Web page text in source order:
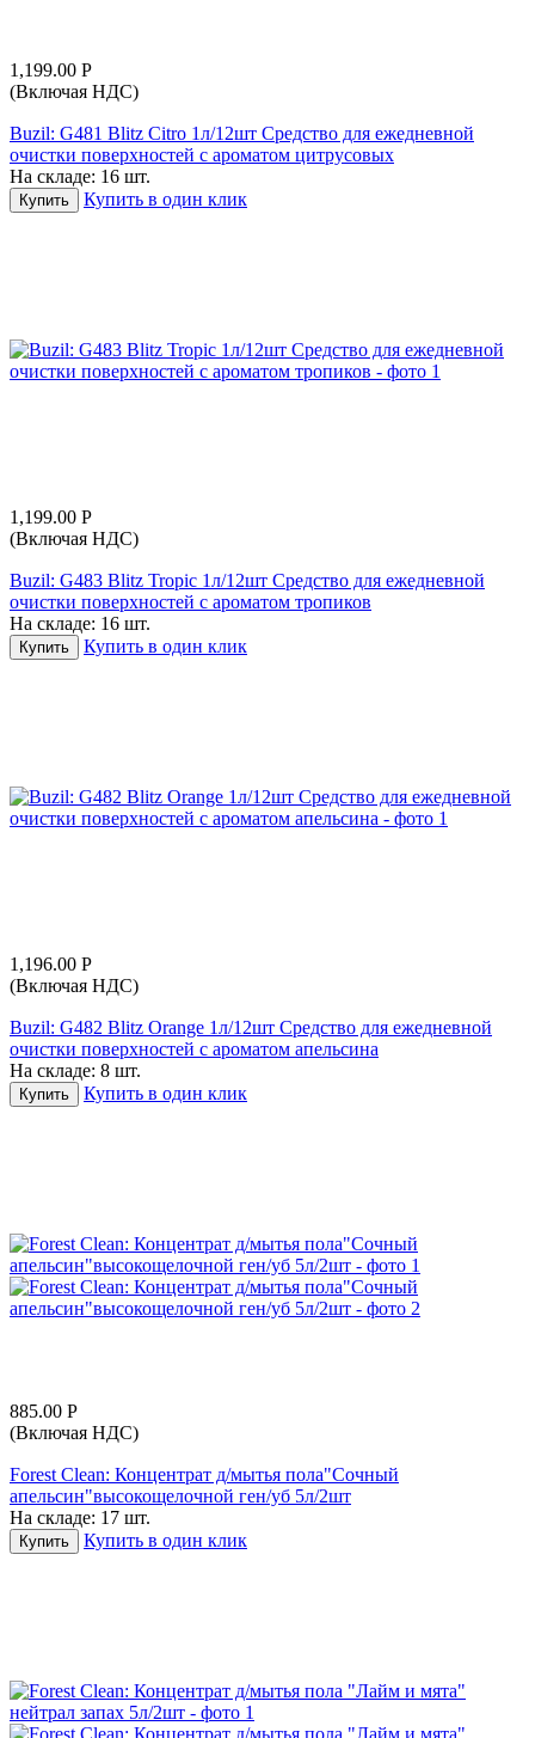
1,199.00 Р
(Включая НДС)
Buzil: G481 Blitz Citro 1л/12шт Средство для ежедневной
очистки поверхностей с ароматом цитрусовых
На складе: 16 шт.
Купить Купить в один клик
1,199.00 Р
(Включая НДС)
Buzil: G483 Blitz Tropic 1л/12шт Средство для ежедневной
очистки поверхностей с ароматом тропиков
На складе: 16 шт.
Купить Купить в один клик
1,196.00 Р
(Включая НДС)
Buzil: G482 Blitz Orange 1л/12шт Средство для ежедневной
очистки поверхностей с ароматом апельсина
На складе: 8 шт.
Купить Купить в один клик
885.00 Р
(Включая НДС)
Forest Clean: Концентрат д/мытья пола"Сочный
апельсин"высокощелочной ген/уб 5л/2шт
На складе: 17 шт.
Купить Купить в один клик